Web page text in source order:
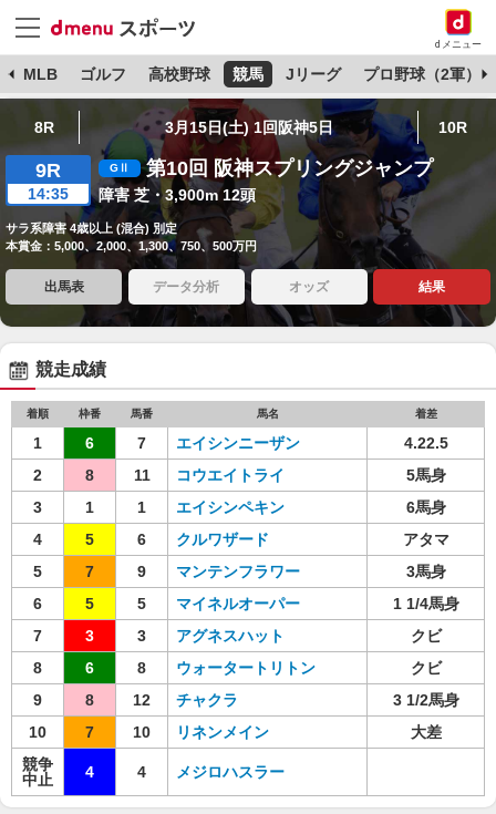
dメニュー
MLB ゴルフ 高校野球 競馬 Jリーグ プロ野球（2軍）
8R 3月15日(土) 1回阪神5日 10R
9R
14:35
第10回 阪神スプリングジャンプ
障害 芝・3,900m 12頭
サラ系障害 4歳以上 (混合) 別定
本賞金：5,000、2,000、1,300、750、500万円
出馬表 データ分析 オッズ 結果
競走成績
着順 枠番 馬番 馬名 着差
1 6 7 エイシンニーザン
4.22.5
2
8 11 コウエイトライ
5馬身
3
1 1 エイシンペキン
6馬身
4
5 6 クルワザード
アタマ
5
7 9 マンテンフラワー
3馬身
6
5 5 マイネルオーパー
1 1/4馬身
7
3 3 アグネスハット
クビ
8
6 8 ウォータートリトン
クビ
9
8 12 チャクラ
3 1/2馬身
10
7 10 リネンメイン
大差
競争
中止
4 4 メジロハスラー